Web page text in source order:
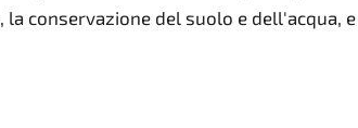
, la conservazione del suolo e dell'acqua, e